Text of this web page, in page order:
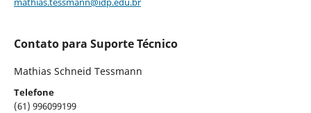
Contato para Suporte Técnico
Mathias Schneid Tessmann
Telefone
(61) 996099199